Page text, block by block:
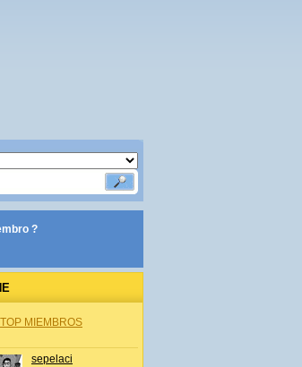
?
TOP MIEMBROS
sepelaci